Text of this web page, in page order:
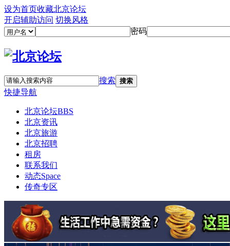
设为首页收藏北京论坛
开启辅助访问 切换风格
密码
搜索 搜索
快捷导航
北京论坛BBS
北京资讯
北京旅游
北京招聘
租房
联系我们
动态Space
传奇专区